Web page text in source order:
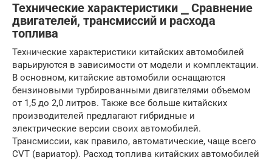
Технические характеристики ⎯ Сравнение
двигателей, трансмиссий и расхода
топлива
Технические характеристики китайских автомобилей
варьируются в зависимости от модели и комплектации.
В основном, китайские автомобили оснащаются
бензиновыми турбированными двигателями объемом
от 1,5 до 2,0 литров. Также все больше китайских
производителей предлагают гибридные и
электрические версии своих автомобилей.
Трансмиссии, как правило, автоматические, чаще всего
CVT (вариатор). Расход топлива китайских автомобилей